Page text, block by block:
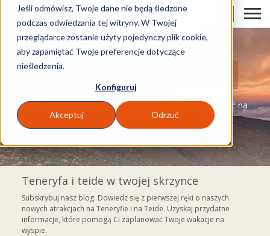
Jeśli odmówisz, Twoje dane nie będą śledzone
podczas odwiedzania tej witryny. W Twojej
przeglądarce zostanie użyty pojedynczy plik cookie,
aby zapamiętać Twoje preferencje dotyczące
nieśledzenia.
Konfiguruj
Akceptuj Odrzuć
Blog volcano Teide
Blog, na którym znajdziesz wszystko, co możesz robić na
Teneryfie
Teneryfa i teide w twojej skrzynce
Subskrybuj nasz blog. Dowiedz się z pierwszej ręki o naszych
nowych atrakcjach na Teneryfie i na Teide. Uzyskaj przydatne
informacje, które pomogą Ci zaplanować Twoje wakacje na
wyspie.